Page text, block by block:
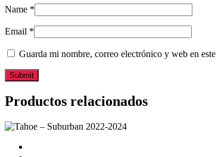
Name *
Email *
Guarda mi nombre, correo electrónico y web en
Productos relacionados